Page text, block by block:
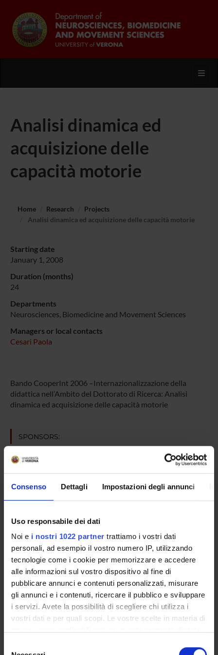
Consenso Dettagli Impostazioni degli annunci
Uso responsabile dei dati
Noi e i nostri 1022 partner trattiamo i vostri dati
personali, ad esempio il vostro numero IP, utilizzando
tecnologie come i cookie per memorizzare e accedere
alle informazioni sul vostro dispositivo al fine di
pubblicare annunci e contenuti personalizzati, misurare
gli annunci e i contenuti, ricercare il pubblico e sviluppare
i servizi. Avete la possibilità di scegliere chi utilizza i
vostri dati e per quali scopi. Le vostre scelte in materia di
Analisi dinamica ed
acquisizione delle
capacità motorie
Home Research
Projects
Analisi dinamica ed acquisizione delle capacità motorie
Starting date
January 1, 2008
Duration (months)
24
Departments
Neurosciences, Biomedicine and Movement Sciences
Managers or local contacts
Cesari Paola
Bando CooperInt 2006 –Internazionalizzazione della
didattica nell’Ambito del Dottorato di Ricerca: Analisi
dinamica ed acquisizione delle capacità motorie
SPONSORS:
Funds:assigned and managed by the department
PROJECT PARTICIPANTS
Paola Cesari
SECTIONS
Movement Sciences Section
ACTIVITIES
RESEARCH GROUPS